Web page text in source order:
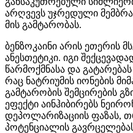
არღვევს უჯრედული
მის გამტარობას.
ბენზოკაინი არის ეთერის
ანესთეტიკი. იგი
წარმოქმნასა და
რაც ნატრიუმის იონების
გამტარობის შემცირების
ეფექტი აინჰიბირებს
დეპოლარიზაციის ფაზას,
პოტენციალის